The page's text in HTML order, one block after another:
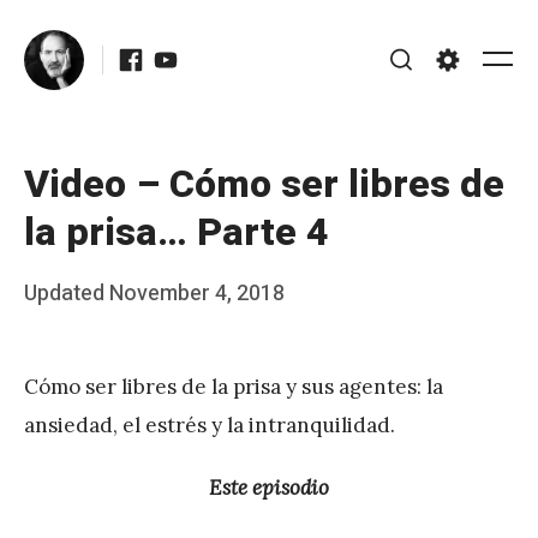
content
Facebook
Youtube
Video – Cómo ser libres de
la prisa… Parte 4
Posted
Updated November 4, 2018
b
J
A
Cómo ser libres de la prisa y sus agentes: la
ansiedad, el estrés y la intranquilidad.
Este episodio